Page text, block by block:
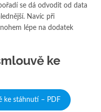
se dá odvodit od data
Navíc při
lépe na dodatek
ke
ke stáhnutí – PDF